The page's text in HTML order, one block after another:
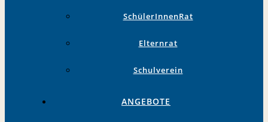
SchülerInnenRat
Elternrat
Schulverein
ANGEBOTE